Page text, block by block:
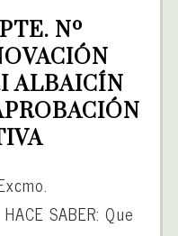
Nº
ALBAICÍN
SABER: Que